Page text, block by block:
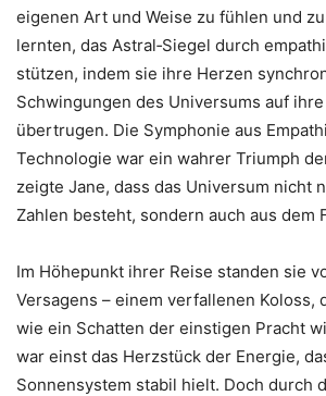
eigenen Art und Weise zu fühlen und
lernten, das Astral‑Siegel durch
stützen, indem sie ihre Herzen
Schwingungen des Universums auf
übertrugen. Die Symphonie aus
Technologie war ein wahrer Triumph
zeigte Jane, dass das Universum nicht
Zahlen besteht, sondern auch aus dem
Im Höhepunkt ihrer Reise standen sie
Versagens – einem verfallenen Koloss,
wie ein Schatten der einstigen Pracht
war einst das Herzstück der Energie,
Sonnensystem stabil hielt. Doch durch